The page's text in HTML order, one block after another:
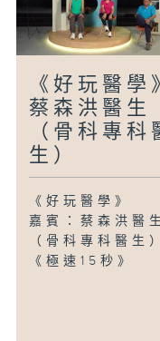
《好玩醫學
蔡森洪醫生
（骨科專科
生）
《好玩醫學》
嘉賓：蔡森洪醫
（骨科專科醫生）
《極速15秒》